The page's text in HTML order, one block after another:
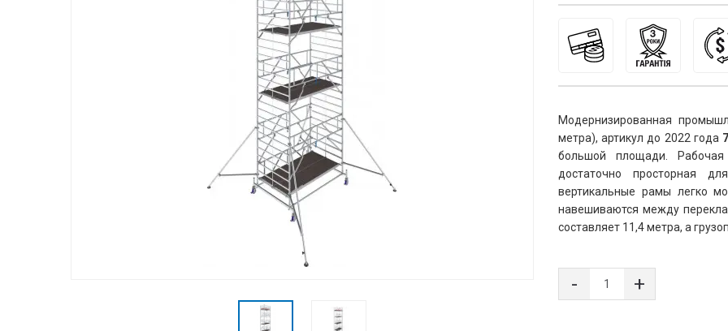
Модернизированная
метра), артикул до 2022 года
большой площади.
достаточно просторная
вертикальные рамы легко
навешиваются между
составляет 11,4 метра, а